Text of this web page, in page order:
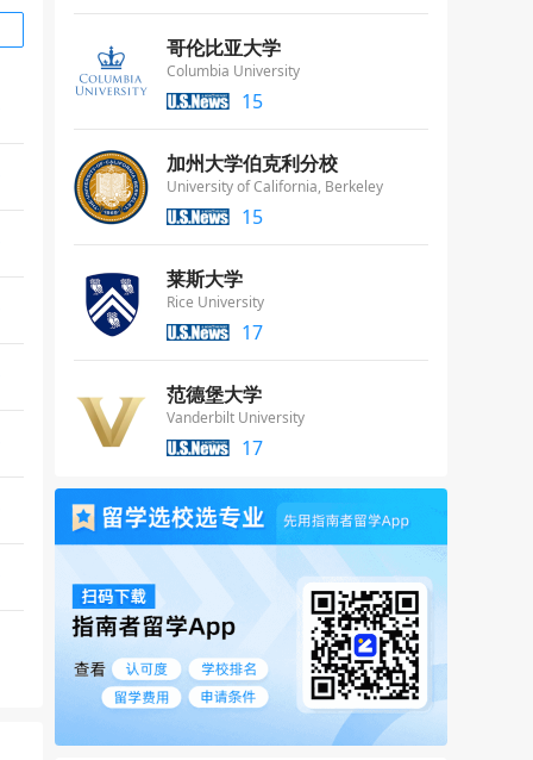
哥伦比亚大学
Columbia University
15
加州大学伯克利分校
University of California, Berkeley
15
莱斯大学
Rice University
17
范德堡大学
Vanderbilt University
17